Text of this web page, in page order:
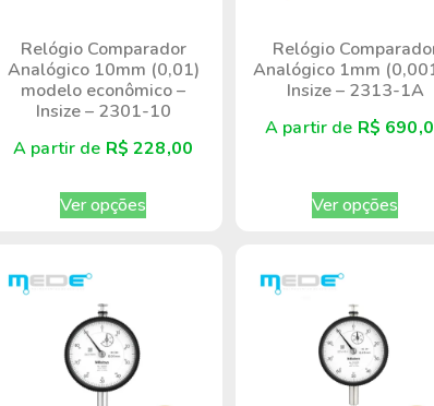
Relógio Comparador
Analógico 10mm (0,01)
modelo econômico –
Insize – 2301-10
A partir de R$ 228,00
Ver opções
Relógio
Analógico 1mm
Insize – 2313-1A
A partir de R$
Ver opções